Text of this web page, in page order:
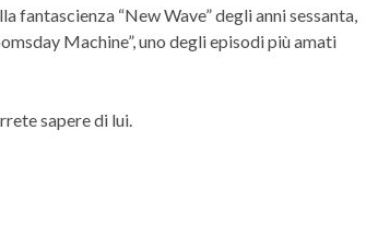
fantascienza “New Wave” degli anni sessanta,
Machine”, uno degli episodi più amati
sapere di lui.